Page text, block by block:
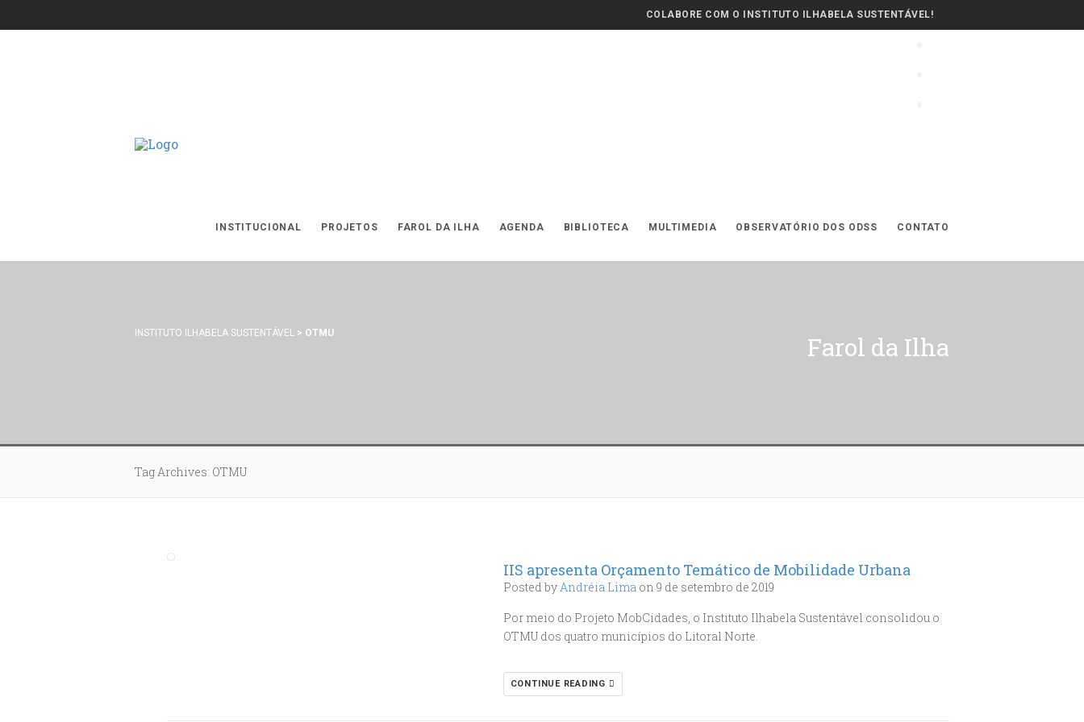
COLABORE COM O INSTITUTO ILHABELA SUSTENTÁVEL!
INSTITUCIONAL PROJETOS FAROL DA ILHA AGENDA BIBLIOTECA MULTIMEDIA OBSERVATÓRIO DOS ODSS CONTATO
INSTITUTO ILHABELA SUSTENTÁVEL > OTMU Farol da Ilha
Tag Archives: OTMU
IIS apresenta Orçamento Temático de Mobilidade Urbana
Posted byAndréia Limaon 9 de setembro de 2019
Por meio do Projeto MobCidades, o Instituto Ilhabela Sustentável consolidou o
OTMU dos quatro municípios do Litoral Norte.
CONTINUE READING